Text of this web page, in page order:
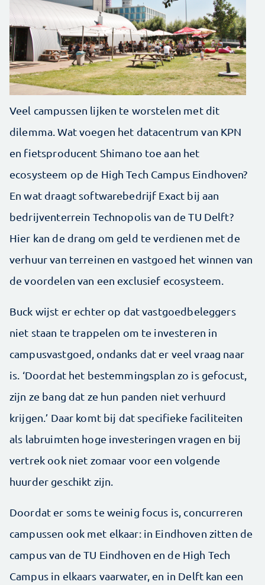
Veel campussen lijken te worstelen met dit
dilemma. Wat voegen het datacentrum van KPN
en fietsproducent Shimano toe aan het
ecosysteem op de High Tech Campus Eindhoven?
En wat draagt softwarebedrijf Exact bij aan
bedrijventerrein Technopolis van de TU Delft?
Hier kan de drang om geld te verdienen met de
verhuur van terreinen en vastgoed het winnen van
de voordelen van een exclusief ecosysteem.
Buck wijst er echter op dat vastgoedbeleggers
niet staan te trappelen om te investeren in
campusvastgoed, ondanks dat er veel vraag naar
is. ‘Doordat het bestemmingsplan zo is gefocust,
zijn ze bang dat ze hun panden niet verhuurd
krijgen.’ Daar komt bij dat specifieke faciliteiten
als labruimten hoge investeringen vragen en bij
vertrek ook niet zomaar voor een volgende
huurder geschikt zijn.
Doordat er soms te weinig focus is, concurreren
campussen ook met elkaar: in Eindhoven zitten de
campus van de TU Eindhoven en de High Tech
Campus in elkaars vaarwater, en in Delft kan een